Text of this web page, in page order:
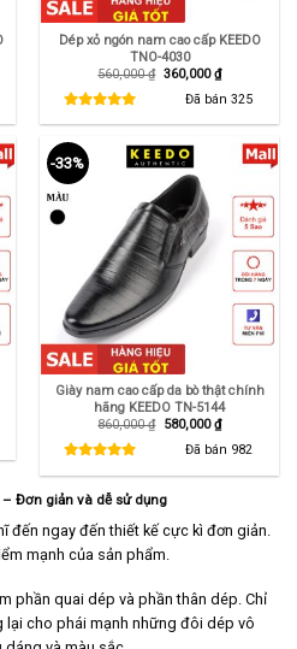
₫.
Dép xỏ ngón nam cao cấp KEEDO
TNO-4030
560,000₫ Giá
560,000 ₫.
360,000₫Giá
hiện
tại
là:
360,000 ₫.
Đã bán 325
-33%
Giày nam cao cấp da bò thật chính
hãng KEEDO TN-5144
860,000₫ Giá
580,000₫Giá
hiện
tại
Đã bán 982
– Đơn giản và dễ sử dụng
đến ngay đến thiết kế cực kì đơn giản.
mạnh của sản phẩm.
phần quai dép và phần thân dép. Chỉ
lại cho phái mạnh những đôi dép vô